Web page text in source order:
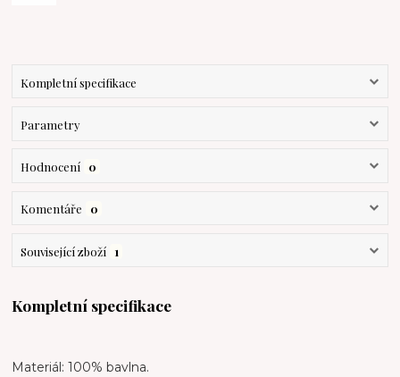
Kompletní specifikace
Parametry
Hodnocení 0
Komentáře 0
Související zboží 1
Kompletní specifikace
Materiál: 100% bavlna.